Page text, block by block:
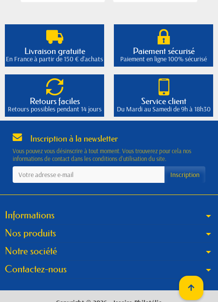
Livraison gratuite
En France à partir de 150 € d'achats
Paiement sécurisé
Paiement en ligne 100% sécurisé
Retours faciles
Retours possibles pendant 14 jours
Service client
Du Mardi au Samedi de 9h à 18h30
Inscription à la newsletter
Vous pouvez vous désinscrire à tout moment. Vous trouverez pour cela nos
informations de contact dans les conditions d'utilisation du site.
Informations
Nos produits
Notre société
Contactez-nous